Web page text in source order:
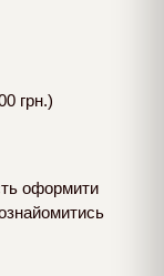
грн.)
оформити